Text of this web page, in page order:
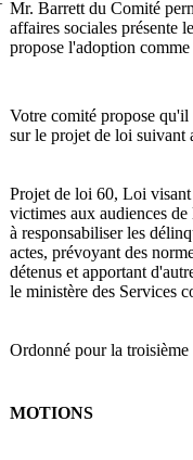
Mr. Barrett du Comité
affaires sociales présente
propose l'adoption
Votre comité propose
sur le projet de loi suivant
Projet de loi 60, Loi
victimes aux audiences
à responsabiliser les
actes, prévoyant des
détenus et apportant
le ministère des Services
Ordonné pour la troisième
MOTIONS